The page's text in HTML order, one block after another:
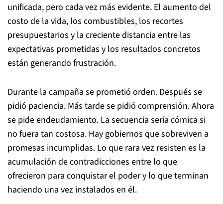
unificada, pero cada vez más evidente. El aumento del
costo de la vida, los combustibles, los recortes
presupuestarios y la creciente distancia entre las
expectativas prometidas y los resultados concretos
están generando frustración.
Durante la campaña se prometió orden. Después se
pidió paciencia. Más tarde se pidió comprensión. Ahora
se pide endeudamiento. La secuencia sería cómica si
no fuera tan costosa. Hay gobiernos que sobreviven a
promesas incumplidas. Lo que rara vez resisten es la
acumulación de contradicciones entre lo que
ofrecieron para conquistar el poder y lo que terminan
haciendo una vez instalados en él.